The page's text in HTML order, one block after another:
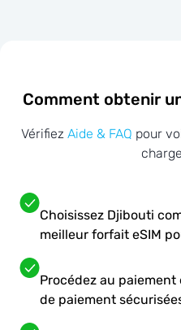
Comment obtenir
Vérifiez Aide & FAQ pour
Choisissez Djibouti
meilleur forfait eSIM
Procédez au
de paiement